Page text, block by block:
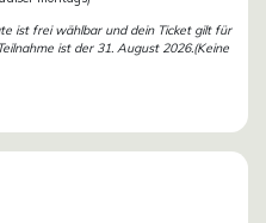
ist frei wählbar und dein Ticket gilt für
ist der 31. August 2026.(Keine